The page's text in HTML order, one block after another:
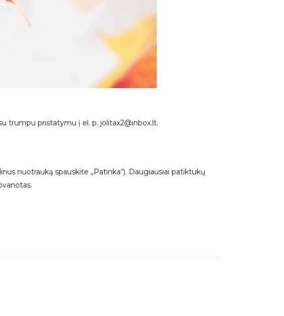
trumpu pristatymu į el. p. jolitax2@inbox.lt.
nuotrauką spauskite „Patinka“). Daugiausiai patiktukų